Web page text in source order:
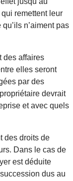
remettent leur
n’aiment pas
des affaires
elles seront
par des
devrait
et avec quels
des droits de
Dans le cas de
est déduite
dus au